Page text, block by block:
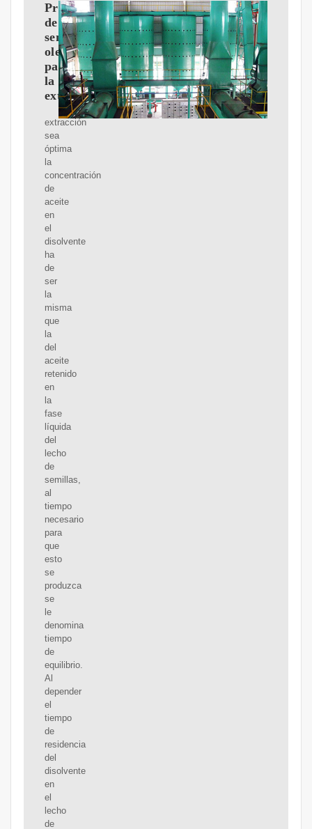
Pretratamiento
de
semillas
oleaginosas
para
la
extracción
extracción
sea
óptima
la
concentración
de
aceite
en
el
disolvente
ha
de
ser
la
misma
que
la
del
aceite
retenido
en
la
fase
líquida
del
lecho
de
semillas,
al
tiempo
necesario
para
que
esto
se
produzca
se
le
denomina
tiempo
de
equilibrio.
Al
depender
el
tiempo
de
residencia
del
disolvente
en
el
lecho
de